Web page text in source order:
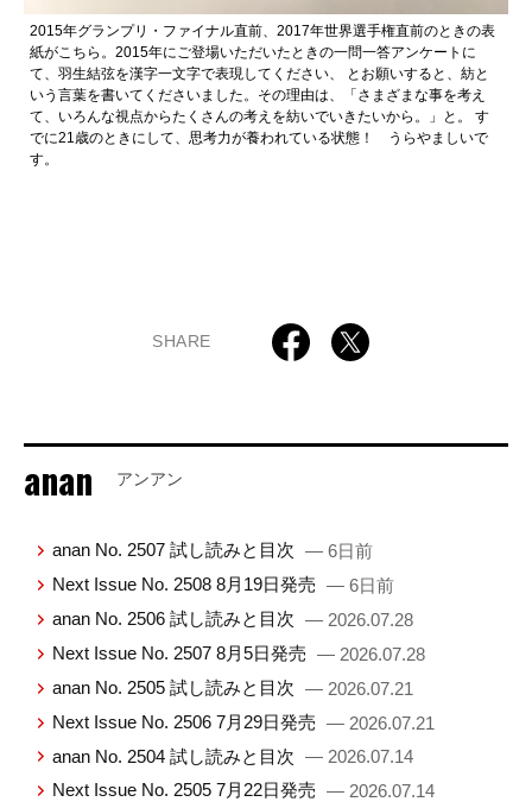
2015年グランプリ・ファイナル直前、2017年世界選手権直前のときの表
紙がこちら。2015年にご登場いただいたときの一問一答アンケートに
て、羽生結弦を漢字一文字で表現してください、 とお願いすると、紡と
いう言葉を書いてくださいました。その理由は、「さまざまな事を考え
て、いろんな視点からたくさんの考えを紡いでいきたいから。」と。 す
でに21歳のときにして、思考力が養われている状態！ うらやましいで
す。
SHARE
anan アンアン
anan No. 2507 試し読みと目次 — 6日前
Next Issue No. 2508 8月19日発売 — 6日前
anan No. 2506 試し読みと目次 — 2026.07.28
Next Issue No. 2507 8月5日発売 — 2026.07.28
anan No. 2505 試し読みと目次 — 2026.07.21
Next Issue No. 2506 7月29日発売 — 2026.07.21
anan No. 2504 試し読みと目次 — 2026.07.14
Next Issue No. 2505 7月22日発売 — 2026.07.14